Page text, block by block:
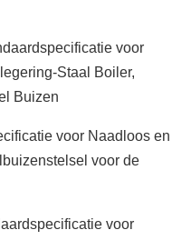
voor
Staal Boiler,
Buizen
voor Naadloos en
voor de
voor